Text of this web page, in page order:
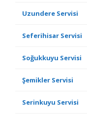
Uzundere Servisi
Seferihisar Servisi
Soğukkuyu Servisi
Şemikler Servisi
Serinkuyu Servisi